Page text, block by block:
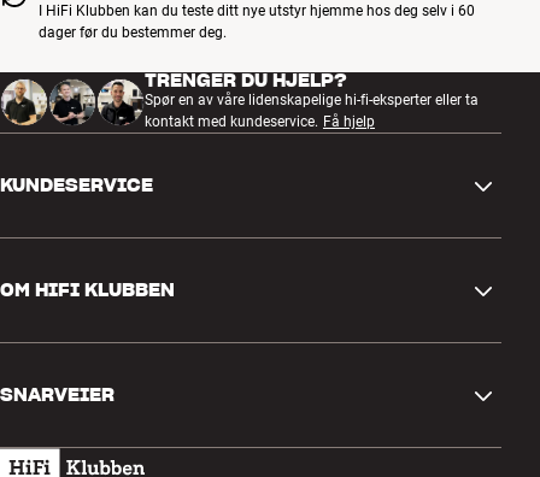
I HiFi Klubben kan du teste ditt nye utstyr hjemme hos deg selv i 60
dager før du bestemmer deg.
TRENGER DU HJELP?
Spør en av våre lidenskapelige hi-fi-eksperter eller ta
kontakt med kundeservice. Få hjelp
KUNDESERVICE
Spørsmål og svar
Retur og reklamasjon
Angre på bestilling
OM HIFI KLUBBEN
Om oss
Kundeklubb
SNARVEIER
Gavekort